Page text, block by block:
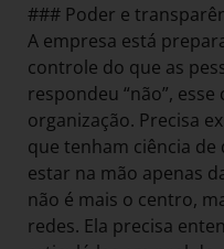
### Poder e
A empresa está
controle do que as
respondeu “não”,
organização. Precisa
que tenham ciência
estar na mão apenas
não é mais o centro,
redes. Ela precisa